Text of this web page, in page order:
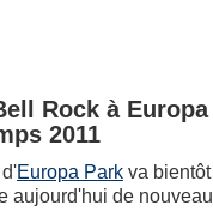
Rock à Europa
2011
Europa Parkva
aujourd'hui de